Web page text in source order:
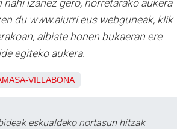
nahi izanez gero, horretarako aukera
du www.aiurri.eus webguneak, klik
albiste honen bukaeran ere
egiteko aukera.
VILLABONA
eskualdeko nortasun hitzak